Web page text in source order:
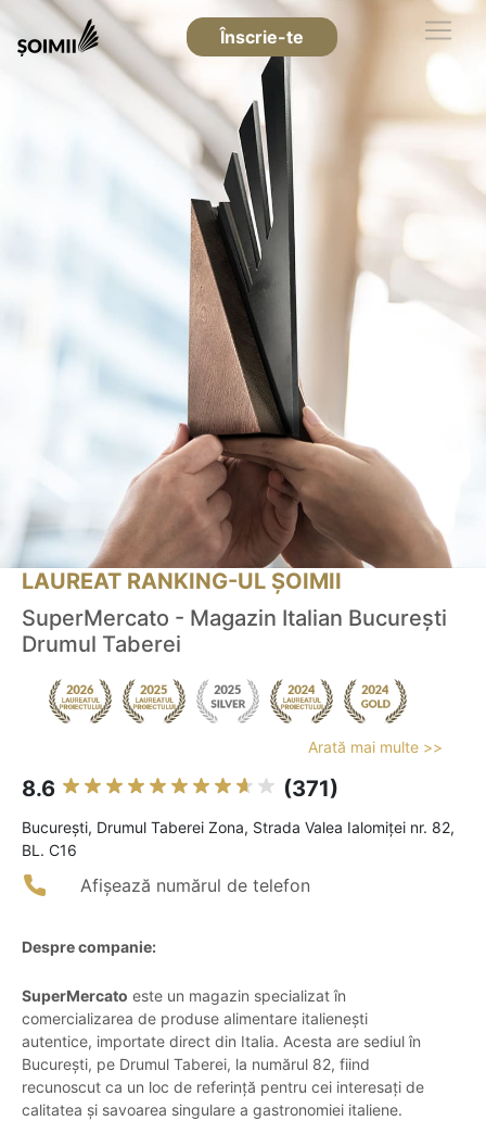
Înscrie-te
LAUREAT RANKING-UL ȘOIMII
SuperMercato - Magazin Italian București
Drumul Taberei
Arată mai multe >>
8.6 (371)
Bucureşti, Drumul Taberei Zona, Strada Valea Ialomiței nr. 82,
BL. C16
Afișează numărul de telefon
Despre companie:
SuperMercato este un magazin specializat în
comercializarea de produse alimentare italienești
autentice, importate direct din Italia. Acesta are sediul în
București, pe Drumul Taberei, la numărul 82, fiind
recunoscut ca un loc de referință pentru cei interesați de
calitatea și savoarea singulare a gastronomiei italiene.